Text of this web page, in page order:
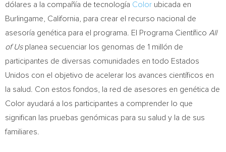
dólares a la compañía de tecnología Color ubicada en
Burlingame, California , para crear el recurso nacional de
asesoría genética para el programa. El Programa Científico All
of Us planea secuenciar los genomas de 1 millón de
participantes de diversas comunidades en todo Estados
Unidos con el objetivo de acelerar los avances científicos en
la salud. Con estos fondos, la red de asesores en genética de
Color ayudará a los participantes a comprender lo que
significan las pruebas genómicas para su salud y la de sus
familiares.